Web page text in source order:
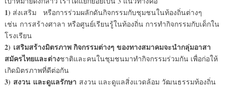
1) ส่งเสริม
หรือการร่วมผลักดันกิจกรรมกับชุมชนในท้องถิ่นต่างๆ
เช่น การสร้างศาลา หรือศูนย์เรียนรู้ในท้องถิ่น การทำกิจกรรมกับเด็กใน
โรงเรียน
2) เสริมสร้างมิตรภาพกิจกรรมต่างๆ ของทางสมาคมจะนำกลุ่มอาสา
สมัครไทยและต่างชาติและคนในชุมชนมาทำกิจกรรมร่วมกัน เพื่อก่อให้
เกิดมิตรภาพที่ดีต่อกัน
3) สงวน และดูแลรักษา สงวน และดูแลสิ่งแวดล้อม วัฒนธรรมท้องถิ่น